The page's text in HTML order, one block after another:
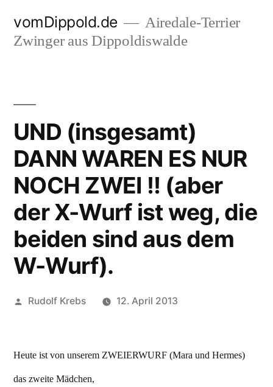
Inhalt
vomDippold.de
Airedale-Terrier
Zwinger aus Dippoldiswalde
UND (insgesamt)
DANN WAREN ES NUR
NOCH ZWEI !! (aber
der X-Wurf ist weg, die
beiden sind aus dem
W-Wurf).
Veröffentlicht
Rudolf Krebs 12. April 2013
Heute ist von unserem ZWEIERWURF (Mara und Hermes)
das zweite Mädchen,